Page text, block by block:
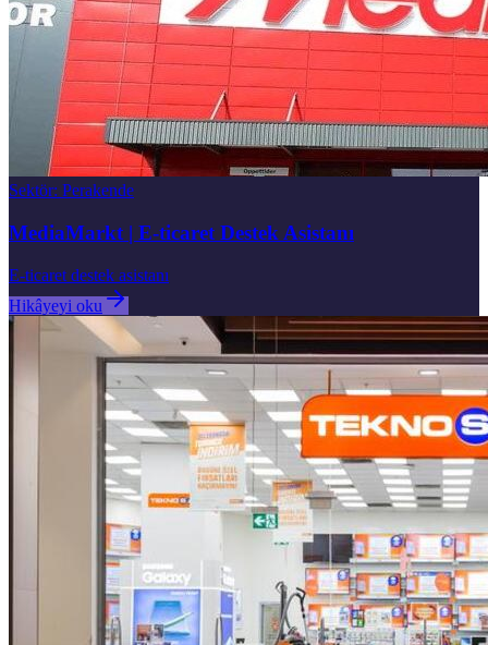
Sektör: Perakende
MediaMarkt | E-ticaret Destek Asistanı
E-ticaret destek asistanı
Hikâyeyi oku